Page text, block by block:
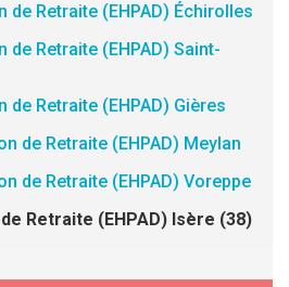
de Retraite (EHPAD) Échirolles
de Retraite (EHPAD) Saint-
de Retraite (EHPAD) Gières
de Retraite (EHPAD) Meylan
de Retraite (EHPAD) Voreppe
Retraite (EHPAD) Isère (38)